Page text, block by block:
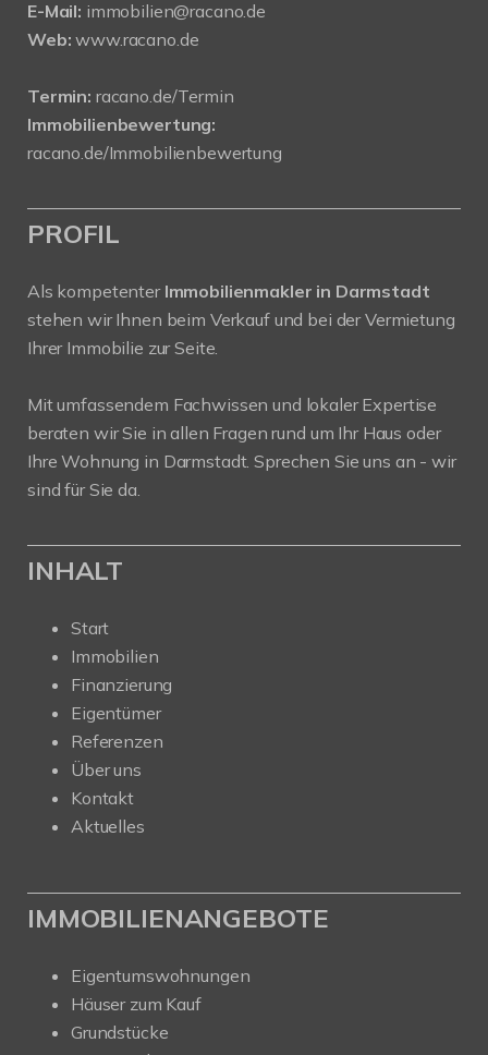
E-Mail: immobilien@racano.de
Web: www.racano.de
Termin: racano.de/Termin
Immobilienbewertung:
racano.de/Immobilienbewertung
PROFIL
Als kompetenter Immobilienmakler in Darmstadt
stehen wir Ihnen beim Verkauf und bei der Vermietung
Ihrer Immobilie zur Seite.
Mit umfassendem Fachwissen und lokaler Expertise
beraten wir Sie in allen Fragen rund um Ihr Haus oder
Ihre Wohnung in Darmstadt. Sprechen Sie uns an - wir
sind für Sie da.
INHALT
Start
Immobilien
Finanzierung
Eigentümer
Referenzen
Über uns
Kontakt
Aktuelles
IMMOBILIENANGEBOTE
Eigentumswohnungen
Häuser zum Kauf
Grundstücke